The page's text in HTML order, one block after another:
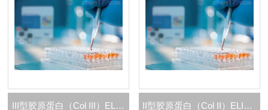
III型胶原蛋白（Col III）ELISA 试剂盒 II型胶原蛋白（Col II）ELISA 试剂盒